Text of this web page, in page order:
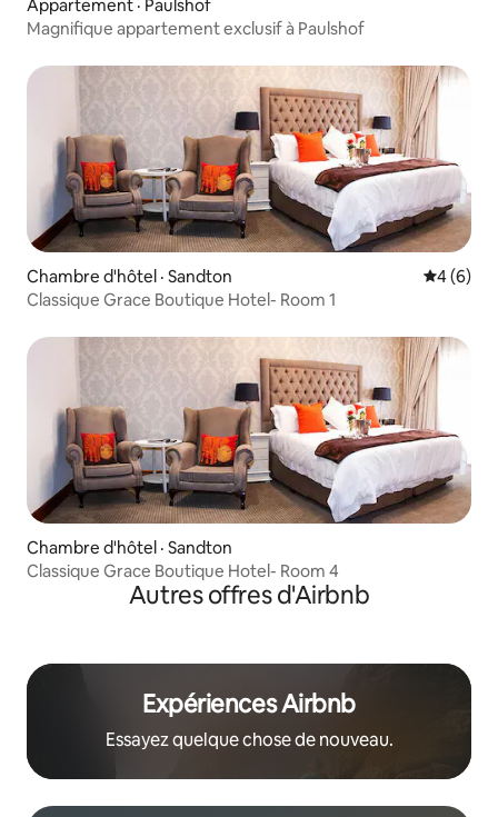
Appartement · Paulshof
Magnifique appartement exclusif à Paulshof
Chambre d'hôtel · Sandton Note
4 (6)
Classique Grace Boutique Hotel- Room 1
Chambre d'hôtel · Sandton
Classique Grace Boutique Hotel- Room 4
Autres offres d'Airbnb
Expériences Airbnb
Essayez quelque chose de nouveau.